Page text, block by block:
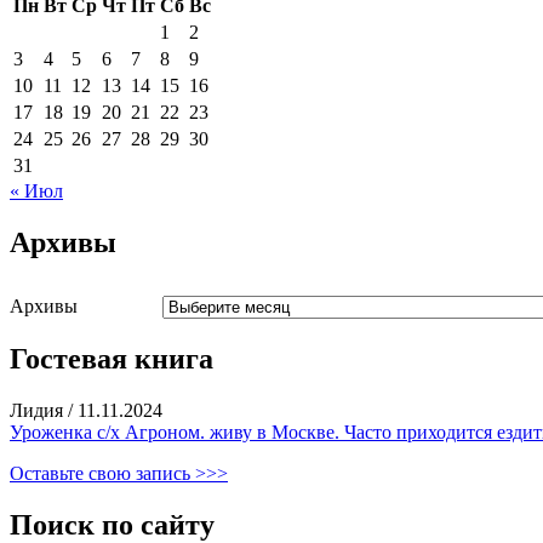
Пн Вт Ср Чт Пт Сб Вс
1
2
3
4 5 6 7 8
9
10 11 12 13 14 15 16
17 18 19 20 21 22 23
24 25 26 27 28 29 30
31
« Июл
Архивы
Архивы
Гостевая книга
Лидия / 11.11.2024
Уроженка с/х Агроном. живу в Москве. Часто приходится
Оставьте свою запись >>>
Поиск по сайту